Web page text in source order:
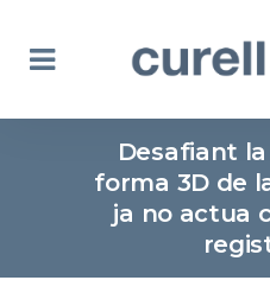
Desafiant
forma 3D de
ja no actua